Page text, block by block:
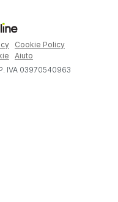
Cookie Policy
Aiuto
IVA 03970540963